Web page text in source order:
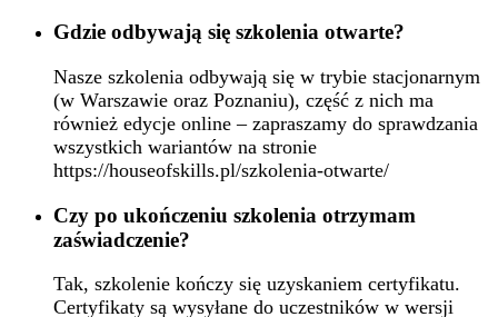
Gdzie odbywają się szkolenia otwarte?
Nasze szkolenia odbywają się w trybie stacjonarnym
(w Warszawie oraz Poznaniu), część z nich ma
również edycje online – zapraszamy do sprawdzania
wszystkich wariantów na stronie
https://houseofskills.pl/szkolenia-otwarte/
Czy po ukończeniu szkolenia otrzymam
zaświadczenie?
Tak, szkolenie kończy się uzyskaniem certyfikatu.
Certyfikaty są wysyłane do uczestników w wersji